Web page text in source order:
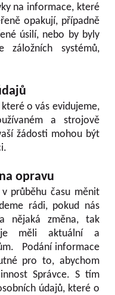
na informace, které
opakují, případně
úsilí, nebo by byly
záložních systémů,
o vás evidujeme,
a strojově
žádosti mohou být
opravu
průběhu času měnit
rádi, pokud nás
nějaká změna, tak
měli aktuální a
Podání informace
pro to, abychom
Správce. S tím
údajů, které o